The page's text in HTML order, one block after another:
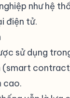
như hệ
điện tử.
sử dụng
(smart
cao.